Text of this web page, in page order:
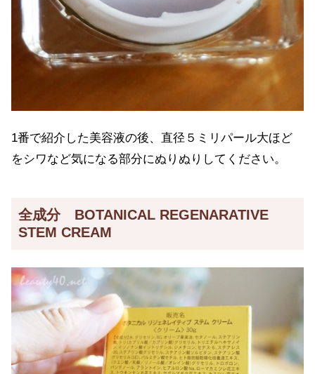
1番で紹介した美容液の後、直径５ミリパール大ほど
をシワなど気になる部分にぬりぬりしてください。
全成分 BOTANICAL REGENARATIVE
STEM CREAM